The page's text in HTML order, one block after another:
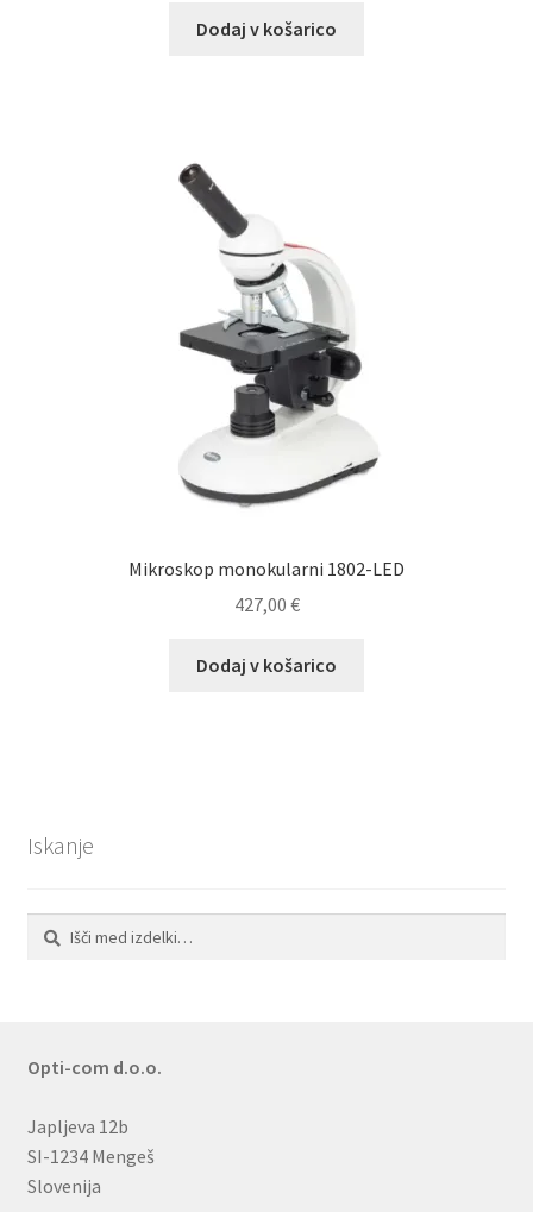
Dodaj v košarico
Mikroskop monokularni 1802-LED
427,00 €
Dodaj v košarico
Iskanje
Išči:
Iskanje
Opti-com d.o.o.
Japljeva 12b
SI-1234 Mengeš
Slovenija